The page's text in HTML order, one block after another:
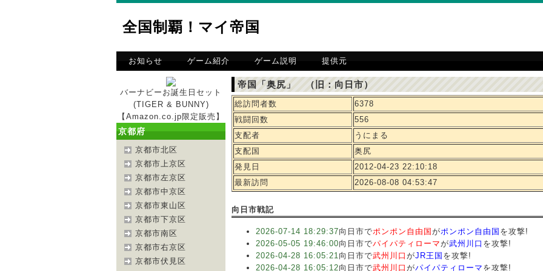
全国制覇！マイ帝国
お知らせ ゲーム紹介 ゲーム説明 提供元
バーナビーお誕生日セット
(TIGER & BUNNY)
【Amazon.co.jp限定販売】
京都府
京都市北区
京都市上京区
京都市左京区
京都市中京区
京都市東山区
京都市下京区
京都市南区
京都市右京区
京都市伏見区
帝国「奥尻」 （旧：向日市）
総訪問者数
6378
戦闘回数
556
支配者
うにまる
支配国
奥尻
発見日
2012-04-23 22:10:18
最新訪問
2026-08-08 04:53:47
向日市戦記
2026-07-14 18:29:37向日市でポンポン自由国 がポンポン自由国 を攻撃!
2026-05-05 19:46:00向日市でパイパティローマが武州川口 を攻撃!
2026-04-28 16:05:21向日市で武州川口 がJR王国 を攻撃!
2026-04-28 16:05:12向日市で武州川口 がパイパティローマ を攻撃!